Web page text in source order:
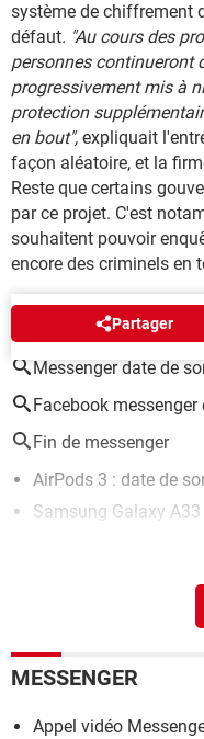
système de chiffrement
défaut. "Au cours des
personnes continueront
progressivement mis à
protection
en bout", expliquait
façon aléatoire, et la
Reste que certains
par ce projet. C'est
souhaitent pouvoir
encore des criminels en
Partager
AUTOUR DU MÊME
Messenger date de
Facebook
Fin de messenger
AirPods 3 : date de
Samsung Galaxy
IPhone 13 : modèles,
>
MESSENGER
Appel vidéo